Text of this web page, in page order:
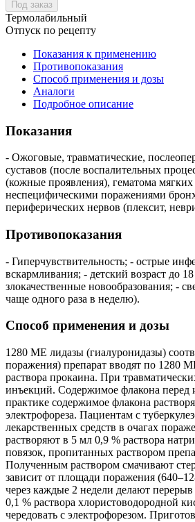
Под заказ
Термолабильный
Отпуск по рецепту
Показания к применению
Противопоказания
Способ применения и дозы
Аналоги
Подробное описание
Показания
- Ожоговые, травматические,
суставов (после воспалительных
(кожные проявления), гематома
неспецифическими поражениями
периферических нервов (плексит,
Противопоказания
- Гиперчувствительность; - острые
вскармливания; - детский возраст до
злокачественные новообразования; -
чаще одного раза в неделю).
Способ применения и дозы
1280 МЕ лидазы (гиалуронидазы)
поражения) препарат вводят по 1280
раствора прокаина. При
инъекций. Содержимое флакона перед
практике содержимое флакона
электрофореза. Пациентам с
лекарственных средств в очагах
растворяют в 5 мл 0,9 % раствора
повязок, пропитанных раствором
Полученным раствором смачивают
зависит от площади поражения
через каждые 2 недели делают
0,1 % раствора хлористоводородной
чередовать с электрофорезом.